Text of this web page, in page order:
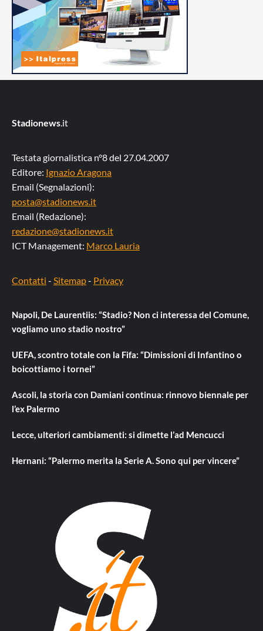
Stadionews.it
Testata giornalistica n°8 del 27.04.2007
Editore: Ignazio Aragona
Email (Segnalazioni):
posta@stadionews.it
Email (Redazione):
redazione@stadionews.it
ICT Management: Marco Lauria
Contatti - Sitemap- Privacy
Napoli, De Laurentiis: “Stadio? Non ci interessa del Comune,
vogliamo uno stadio nostro”
UEFA, scontro totale con la Fifa: “Dimissioni di Infantino o
boicottiamo i tornei”
Ascoli, la storia con Damiani continua: rinnovo biennale per
l’ex Palermo
Lecce, ulteriori cambiamenti: si dimette l’ad Mencucci
Hernani: “Palermo merita la Serie A. Sono qui per vincere”